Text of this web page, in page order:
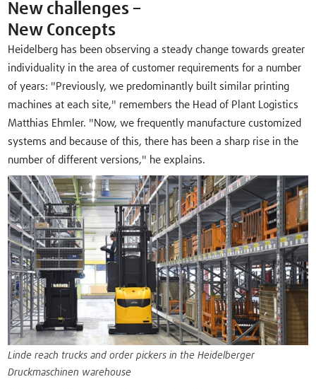
New challenges –
New Concepts
Heidelberg has been observing a steady change towards greater
individuality in the area of customer requirements for a number
of years: "Previously, we predominantly built similar printing
machines at each site," remembers the Head of Plant Logistics
Matthias Ehmler. "Now, we frequently manufacture customized
systems and because of this, there has been a sharp rise in the
number of different versions," he explains.
Linde reach trucks and order pickers in the Heidelberger
Druckmaschinen warehouse